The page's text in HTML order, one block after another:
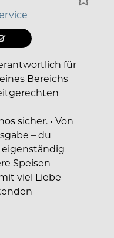
für
Bereichs
sicher. • Von
– du
Speisen
viel Liebe